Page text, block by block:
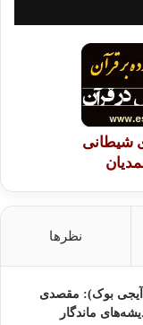
شیطانی
نظرها
بوک): مقصدی
ماندگار